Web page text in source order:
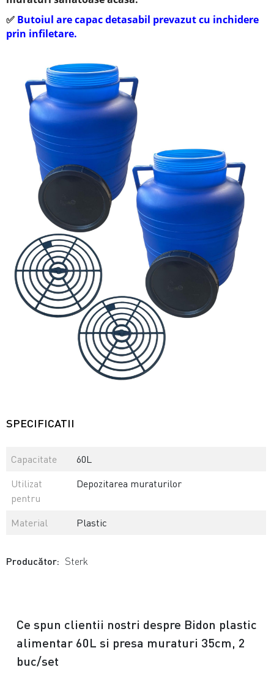
✅ Butoiul are capac detasabil prevazut cu inchidere
prin infiletare.
SPECIFICATII
Capacitate
60L
Utilizat
pentru
Depozitarea muraturilor
Material Plastic
Producător: Sterk
Ce spun clientii nostri despre Bidon plastic
alimentar 60L si presa muraturi 35cm, 2
buc/set